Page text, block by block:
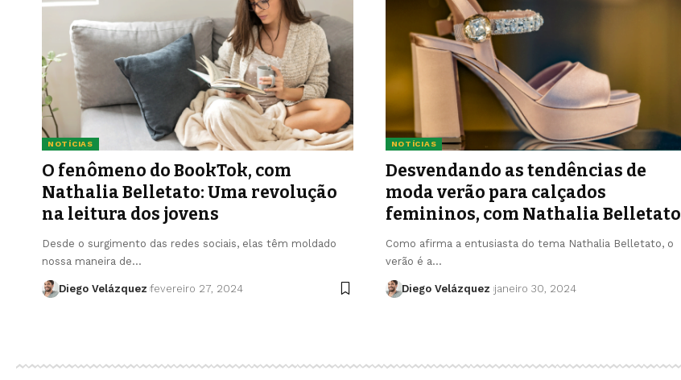
NOTÍCIAS
O fenômeno do BookTok, com
Nathalia Belletato: Uma revolução
na leitura dos jovens
Desde o surgimento das redes sociais, elas têm moldado
nossa maneira de…
Diego Velázquez fevereiro 27, 2024
NOTÍCIAS
Desvendando as tendências de
moda verão para calçados
femininos, com Nathalia Belletato
Como afirma a entusiasta do tema Nathalia Belletato, o
verão é a…
Diego Velázquez janeiro 30, 2024